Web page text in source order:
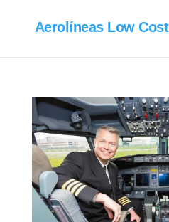
Aerolíneas Low Cost